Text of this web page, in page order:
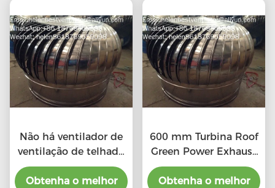
Não há ventilador de
ventilação de telhado
elétrico de tipo 20"
Obtenha o melhor
600 mm Turbina Roof
Green Power Exhaust
Ventilador
Obtenha o melhor